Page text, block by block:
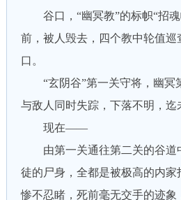
谷口，“幽冥教”的标帜“招魂
前，被人毁去，四个教中轮值巡
口。
“玄阴谷”第一关守将，幽冥
与敌人同时失踪，下落不明，迄
现在——
由第一关通往第二关的谷道
徒的尸身，全都是被极高的内家
惨不忍睹，死前毫无交手的迹象